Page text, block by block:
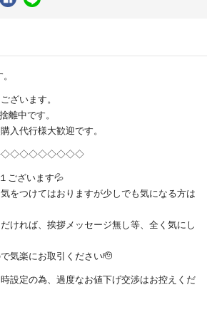
ざいます。
離中です。
入代行様大歓迎です。
ございます💦
をつけてはおりますが少しでも気になる方は
ければ、挨拶メッセージ無し等、全く気にし
気楽にお取引ください🫡
設定の為、過度なお値下げ交渉はお控えくだ